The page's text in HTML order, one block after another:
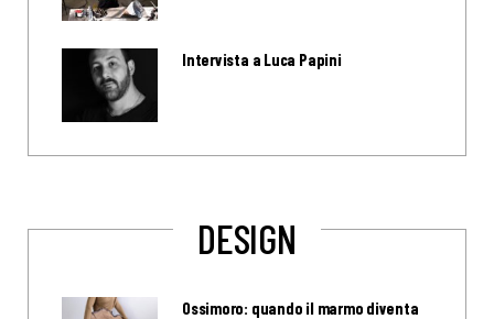
Intervista a Luca Papini
DESIGN
Ossimoro: quando il marmo diventa